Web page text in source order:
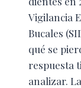
Vigilancia
Bucales
qué se
respuesta
analizar.